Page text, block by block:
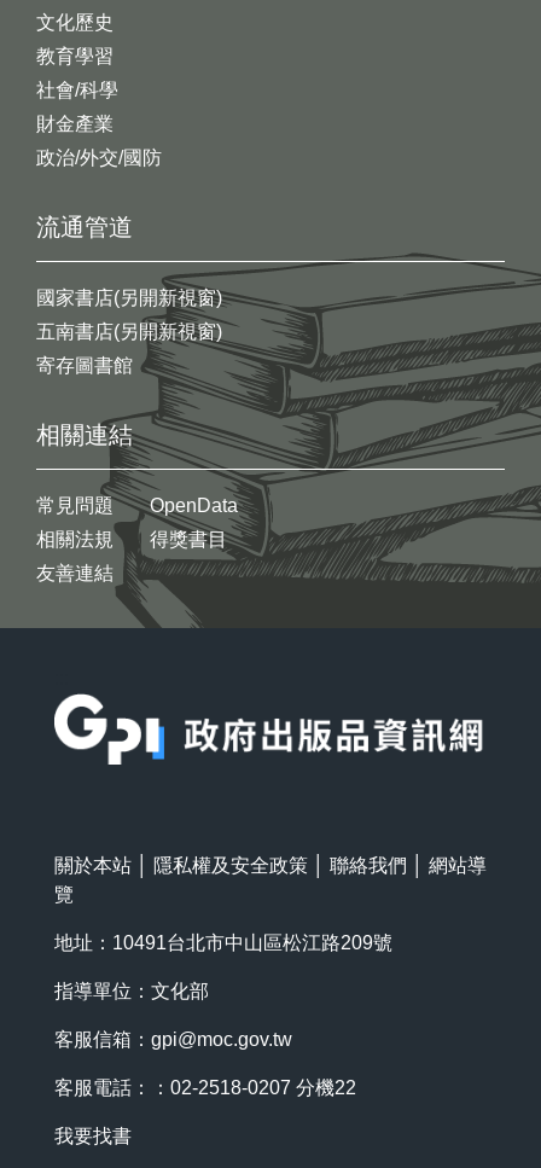
文化歷史
教育學習
社會/科學
財金產業
政治/外交/國防
流通管道
國家書店(另開新視窗)
五南書店(另開新視窗)
寄存圖書館
相關連結
常見問題
相關法規
友善連結
OpenData
得獎書目
關於本站 隱私權及安全政策 聯絡我們
網站導
覽
地址：10491台北市中山區松江路209號
指導單位：文化部
客服信箱： gpi@moc.gov.tw
客服電話：：02-2518-0207 分機22
我要找書